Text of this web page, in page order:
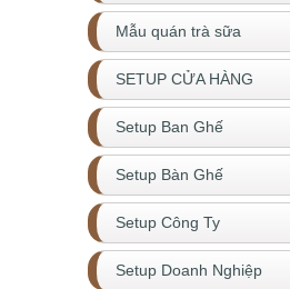
Mẫu quán trà sữa
SETUP CỬA HÀNG
Setup Ban Ghế
Setup Bàn Ghế
Setup Công Ty
Setup Doanh Nghiệp